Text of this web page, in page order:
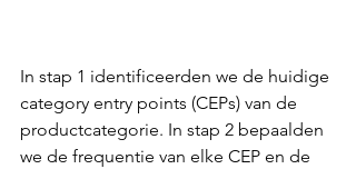
In stap 1 identificeerden we de huidige
category entry points (CEPs) van de
productcategorie. In stap 2 bepaalden
we de frequentie van elke CEP en de